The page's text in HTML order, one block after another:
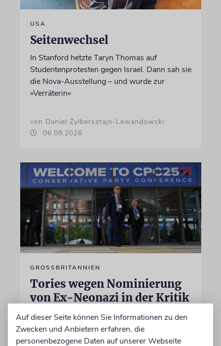
USA
Seitenwechsel
In Stanford hetzte Taryn Thomas auf
Studentenprotesten gegen Israel. Dann sah sie
die Nova-Ausstellung – und wurde zur
»Verräterin«
von Daniel Zylbersztajn-Lewandowski
06.08.2026
GROSSBRITANNIEN
Tories wegen Nominierung
von Ex-Neonazi in der Kritik
Die Chefin der Konservativen Partei hält ihn
für resozialisiert, doch die jüdische Labour-
Politikerin Luciana Berger ist skeptisch, was
Auf dieser Seite können Sie Informationen zu den
Zwecken und Anbietern erfahren, die
personenbezogene Daten auf unserer Webseite